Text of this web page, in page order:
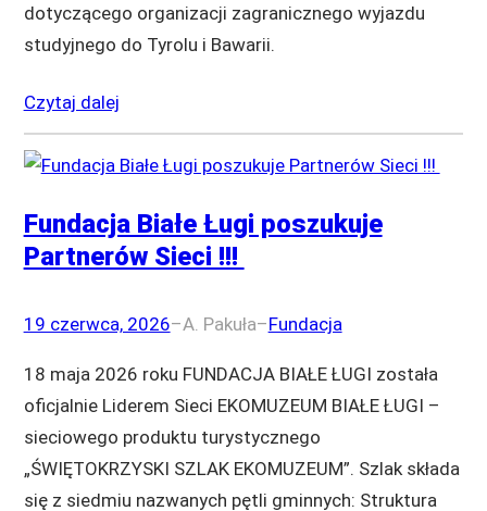
dotyczącego organizacji zagranicznego wyjazdu
studyjnego do Tyrolu i Bawarii.
Czytaj dalej
Fundacja Białe Ługi poszukuje
Partnerów Sieci !!!
19 czerwca, 2026–A. Pakuła–Fundacja
18 maja 2026 roku FUNDACJA BIAŁE ŁUGI została
oficjalnie Liderem Sieci EKOMUZEUM BIAŁE ŁUGI –
sieciowego produktu turystycznego
„ŚWIĘTOKRZYSKI SZLAK EKOMUZEUM”. Szlak składa
się z siedmiu nazwanych pętli gminnych: Struktura